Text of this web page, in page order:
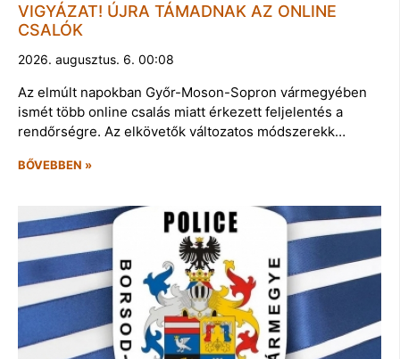
VIGYÁZAT! ÚJRA TÁMADNAK AZ ONLINE
CSALÓK
2026. augusztus. 6. 00:08
Az elmúlt napokban Győr-Moson-Sopron vármegyében
ismét több online csalás miatt érkezett feljelentés a
rendőrségre. Az elkövetők változatos módszerekk…
BŐVEBBEN »